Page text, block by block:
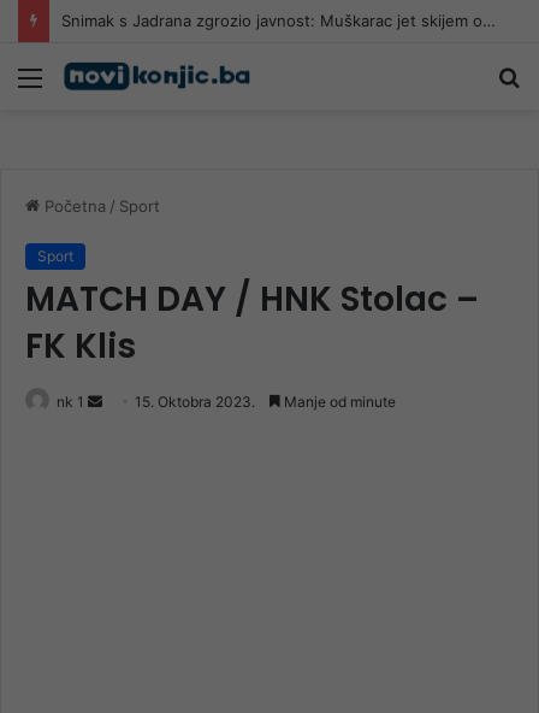
U Hrvatskoj uhvaćen 73-godišnji piroman koji je u jednom danu izazvao 5 požara
Meni
Početna / Sport
Sport
MATCH DAY / HNK Stolac –
FK Klis
nk 1
Send 15. Oktobra 2023. Manje od minute